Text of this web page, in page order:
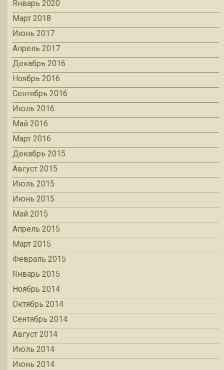
Январь 2020
Март 2018
Июнь 2017
Апрель 2017
Декабрь 2016
Ноябрь 2016
Сентябрь 2016
Июль 2016
Май 2016
Март 2016
Декабрь 2015
Август 2015
Июль 2015
Июнь 2015
Май 2015
Апрель 2015
Март 2015
Февраль 2015
Январь 2015
Ноябрь 2014
Октябрь 2014
Сентябрь 2014
Август 2014
Июль 2014
Июнь 2014